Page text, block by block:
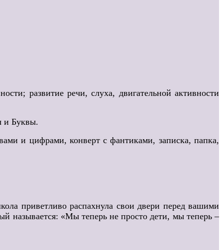
развитие речи, слуха, двигательной активности
и Буквы.
и цифрами, конверт с фантиками, записка, папка,
приветливо распахнула свои двери перед вашими
называется: «Мы теперь не просто дети, мы теперь –